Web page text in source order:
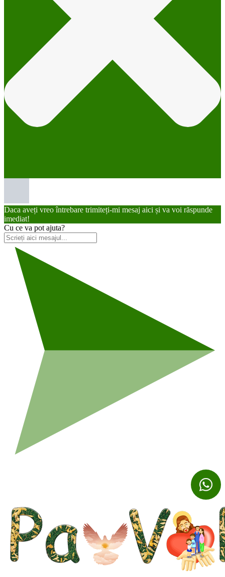
Daca aveți vreo întrebare trimiteți-mi mesaj aici și va voi răspunde
imediat!
Cu ce va pot ajuta?